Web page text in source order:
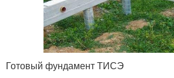
Готовый фундамент ТИСЭ